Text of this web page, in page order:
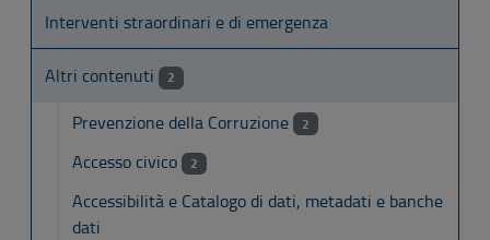
Interventi straordinari e di emergenza
Altri contenuti 2
Prevenzione della Corruzione 2
Accesso civico 2
Accessibilità e Catalogo di dati, metadati e banche
dati